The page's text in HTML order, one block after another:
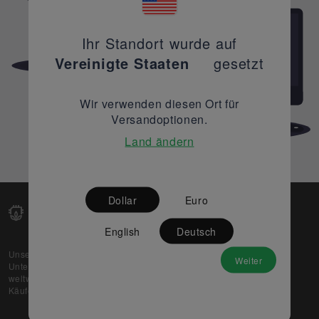
Unsere Web-Plattform unterstützt OEM- und EMS-
Unternehmen dabei, ihre überschüssigen Lagerbestände
weltweit zu verkaufen und gleichzeitig den potenziellen
Käufern beste Preise und Qualität zu bieten.
Partner
Ihr Standort wurde auf
Vereinigte Staaten
gesetzt
Wir verwenden diesen Ort für
Versandoptionen.
Land ändern
Dollar Euro
English Deutsch
Weiter